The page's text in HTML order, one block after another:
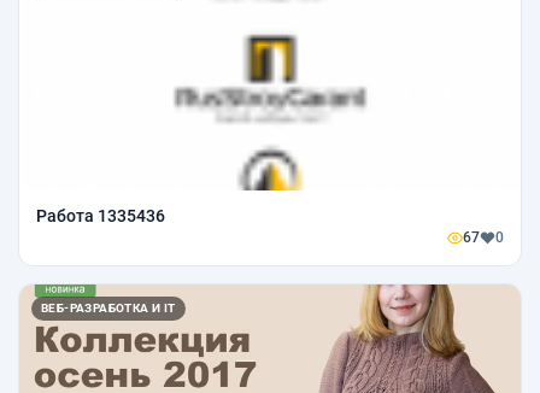
Работа 1335436
67 0
ВЕБ-РАЗРАБОТКА И IT